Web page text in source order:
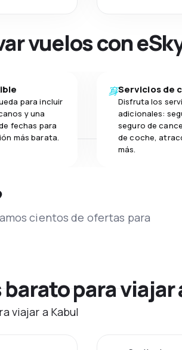
vuelos con
para incluir
y una
fechas para
más barata.
Servicios de
Disfruta los
adicionales:
seguro de
de coche,
más.
cientos de ofertas para
para viajar
viajar a Kabul